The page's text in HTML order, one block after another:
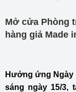
Mở cửa Phòng
hàng giả Made
Hưởng ứng Ngày
sáng ngày 15/3,